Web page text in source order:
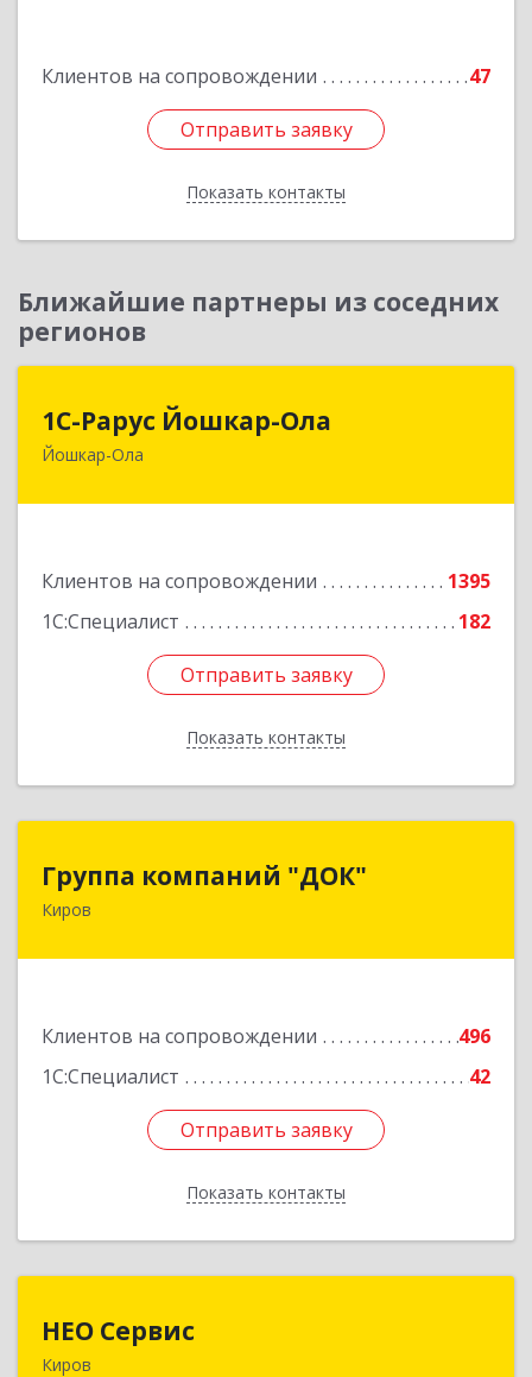
Клиентов на сопровождении 47
Отправить заявку
Показать контакты
Подробнее
Отправить заявку
Назад
Ближайшие партнеры из соседних
регионов
1С-Рарус Йошкар-Ола
Йошкар-Ола
Клиентов на сопровождении
1395
1С:Специалист
182
Отправить заявку
Показать контакты
424004, Марий Эл Респ, Йошкар-Ола г, Волкова
Отправить заявку
Назад
Группа компаний "ДОК"
Киров
Клиентов на сопровождении
496
1С:Специалист
42
Отправить заявку
Показать контакты
Группа компаний "ДОК"
610017, Кировская обл, Киров г, Горького ул,
Отправить заявку
Назад
НЕО Сервис
Киров610045, Кировская обл, Киров г, Ульяновская